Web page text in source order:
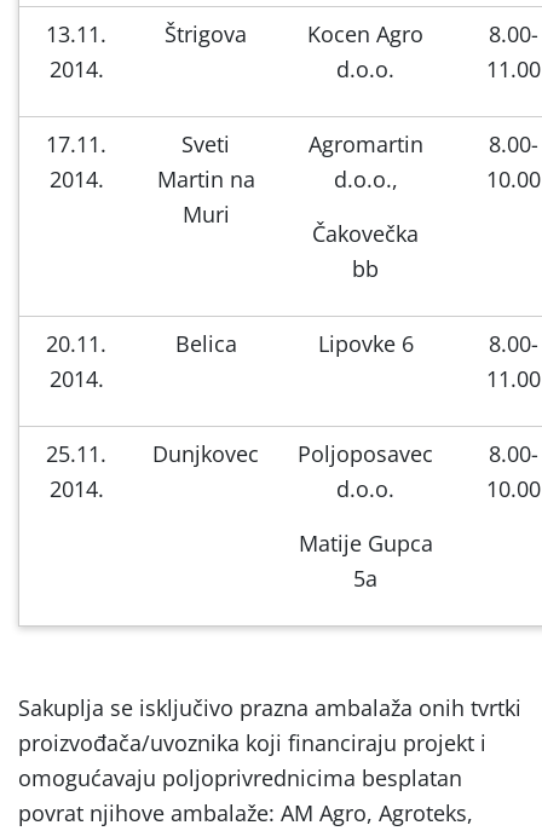
13.11.
2014.
Štrigova
Kocen Agro
d.o.o.
8.00-
11.00
17.11.
2014.
Sveti
Martin na
Muri
Agromartin
d.o.o.,
Čakovečka
bb
8.00-
10.00
20.11.
2014.
Belica Lipovke 6
8.00-
11.00
25.11.
2014.
Dunjkovec
Poljoposavec
d.o.o.
Matije Gupca
5a
8.00-
10.00
Sakuplja se isključivo prazna ambalaža onih tvrtki
proizvođača/uvoznika koji financiraju projekt i
omogućavaju poljoprivrednicima besplatan
povrat njihove ambalaže: AM Agro, Agroteks,